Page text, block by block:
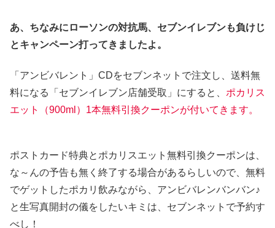
あ、ちなみにローソンの対抗馬、セブンイレブンも負けじ
とキャンペーン打ってきましたよ。
「アンビバレント」CDをセブンネットで注文し、送料無
料になる「セブンイレブン店舗受取」にすると、 ポカリス
エット（900ml）1本無料引換クーポンが付いてきます。
ポストカード特典とポカリスエット無料引換クーポンは、
な～んの予告も無く終了する場合があるらしいので、 無料
でゲットしたポカリ飲みながら、アンビバレンバンバン♪
と生写真開封の儀をしたいキミは、 セブンネットで予約す
べし！